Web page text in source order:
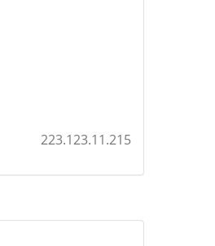
223.123.11.215